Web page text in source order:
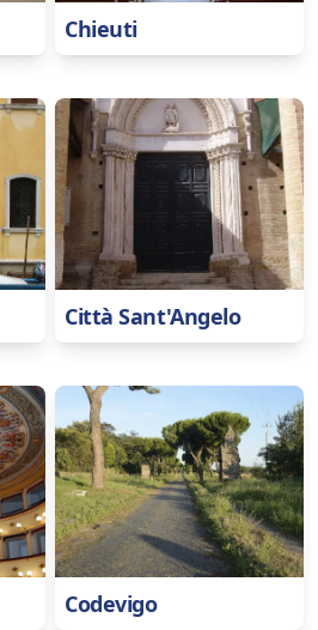
Chieuti
Città Sant'Angelo
Codevigo